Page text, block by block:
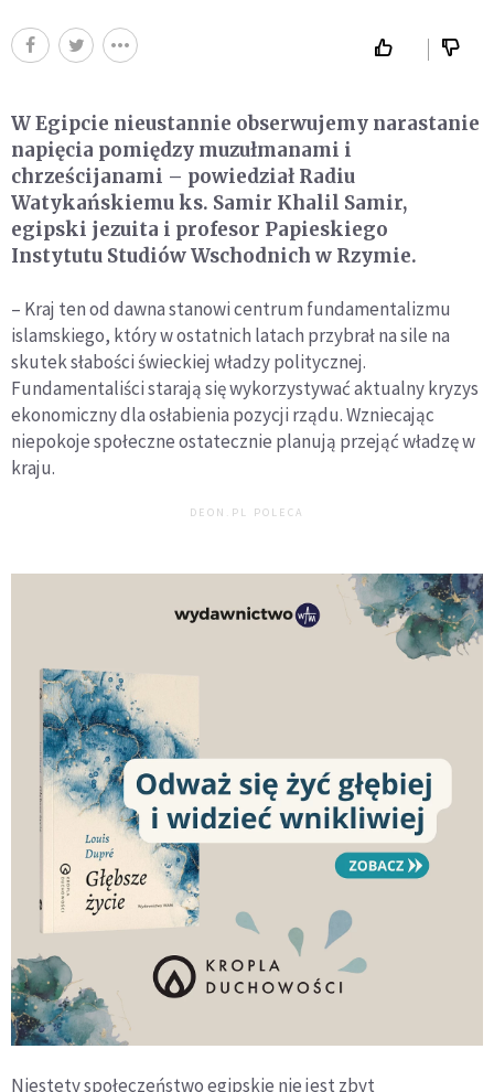
W Egipcie nieustannie obserwujemy narastanie
napięcia pomiędzy muzułmanami i
chrześcijanami – powiedział Radiu
Watykańskiemu ks. Samir Khalil Samir,
egipski jezuita i profesor Papieskiego
Instytutu Studiów Wschodnich w Rzymie.
– Kraj ten od dawna stanowi centrum fundamentalizmu
islamskiego, który w ostatnich latach przybrał na sile na
skutek słabości świeckiej władzy politycznej.
Fundamentaliści starają się wykorzystywać aktualny kryzys
ekonomiczny dla osłabienia pozycji rządu. Wzniecając
niepokoje społeczne ostatecznie planują przejąć władzę w
kraju.
DEON.PL POLECA
Niestety społeczeństwo egipskie nie jest zbyt